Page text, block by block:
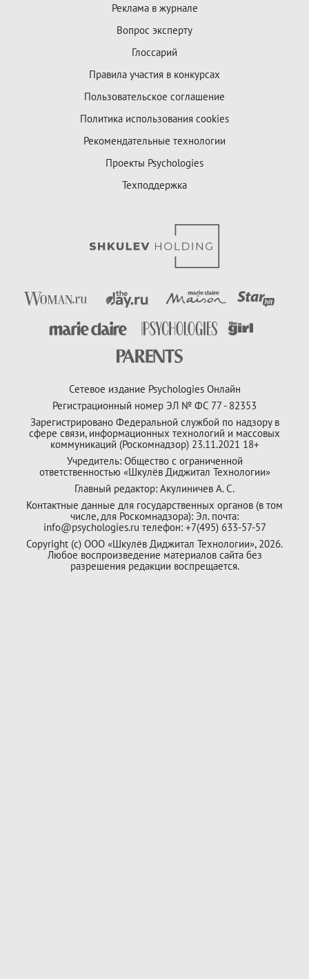
Реклама в журнале
Вопрос эксперту
Глоссарий
Правила участия в конкурсах
Пользовательское соглашение
Политика использования cookies
Рекомендательные технологии
Проекты Psychologies
Техподдержка
Сетевое издание Psychologies Онлайн
Регистрационный номер ЭЛ № ФС 77 - 82353
Зарегистрировано Федеральной службой по надзору в
сфере связи, информационных технологий и массовых
коммуникаций (Роскомнадзор) 23.11.2021 18+
Учредитель: Общество с ограниченной
ответственностью «Шкулёв Диджитал Технологии»
Главный редактор: Акулиничев А. С.
Контактные данные для государственных органов (в том
числе, для Роскомнадзора): Эл. почта:
info@psychologies.ru телефон: +7(495) 633-57-57
Copyright (с) ООО «Шкулёв Диджитал Технологии», 2026.
Любое воспроизведение материалов сайта без
разрешения редакции воспрещается.